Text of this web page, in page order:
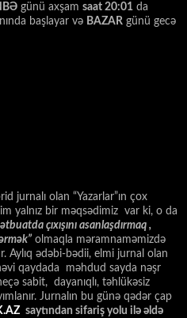
günü axşam saat 20:01 da
başlayar və BAZAR günü gecə
jurnalı olan “Yazarlar”ın çox
yalnız bir məqsədimiz var ki, o da
çıxışını asanlaşdırmaq ,
olmaqla məramnaməmizdə
Aylıq ədəbi-bədii, elmi jurnal olan
qaydada məhdud sayda nəşr
sabit, dayanıqlı, təhlükəsiz
Jurnalın bu günə qədər çap
saytından sifariş yolu ilə əldə